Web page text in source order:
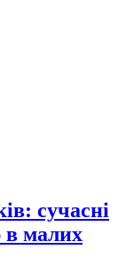
сучасні
в малих